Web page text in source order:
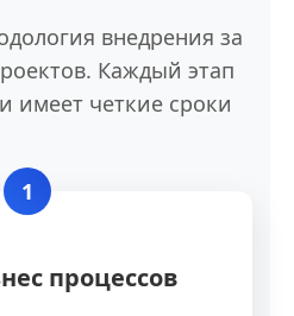
внедрения за
Каждый этап
имеет четкие сроки
1
процессов